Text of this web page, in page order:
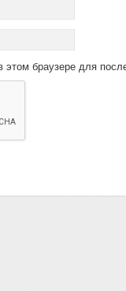
этом браузере для